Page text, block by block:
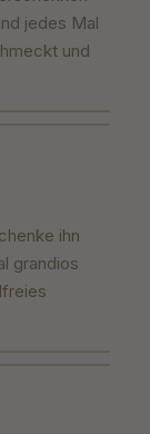
jedes Mal
und
ihn
grandios